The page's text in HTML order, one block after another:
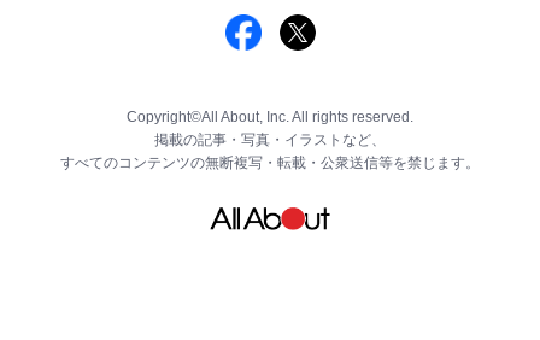
Copyright©All About, Inc. All rights reserved.
掲載の記事・写真・イラストなど、
すべてのコンテンツの無断複写・転載・公衆送信等を禁じます。